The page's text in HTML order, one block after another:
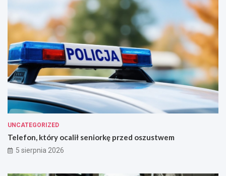
UNCATEGORIZED
Telefon, który ocalił seniorkę przed oszustwem
5 sierpnia 2026